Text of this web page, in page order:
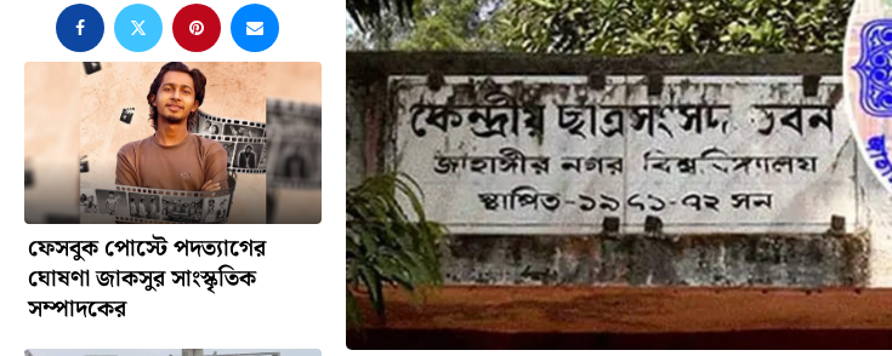
ফেসবুক পোস্টে পদত্যাগের
ঘোষণা জাকসুর সাংস্কৃতিক
সম্পাদকের